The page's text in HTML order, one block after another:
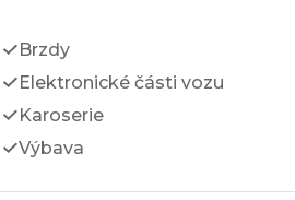
Brzdy
Elektronické části vozu
Karoserie
Výbava